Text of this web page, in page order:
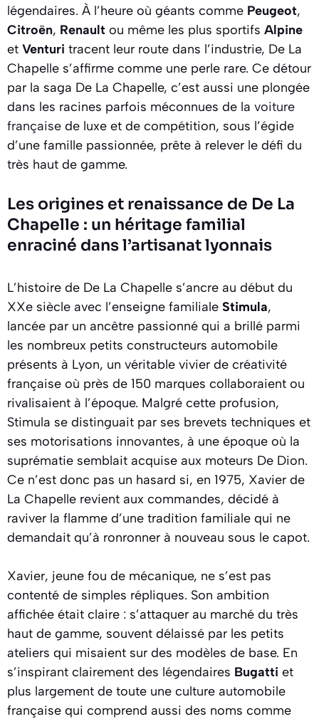
légendaires. À l’heure où géants comme Peugeot,
Citroën, Renault ou même les plus sportifs Alpine
et Venturi tracent leur route dans l’industrie, De La
Chapelle s’affirme comme une perle rare. Ce détour
par la saga De La Chapelle, c’est aussi une plongée
dans les racines parfois méconnues de la voiture
française de luxe et de compétition, sous l’égide
d’une famille passionnée, prête à relever le défi du
très haut de gamme.
Les origines et renaissance de De La
Chapelle : un héritage familial
enraciné dans l’artisanat lyonnais
L’histoire de De La Chapelle s’ancre au début du
XXe siècle avec l’enseigne familiale Stimula,
lancée par un ancêtre passionné qui a brillé parmi
les nombreux petits constructeurs automobile
présents à Lyon, un véritable vivier de créativité
française où près de 150 marques collaboraient ou
rivalisaient à l’époque. Malgré cette profusion,
Stimula se distinguait par ses brevets techniques et
ses motorisations innovantes, à une époque où la
suprématie semblait acquise aux moteurs De Dion.
Ce n’est donc pas un hasard si, en 1975, Xavier de
La Chapelle revient aux commandes, décidé à
raviver la flamme d’une tradition familiale qui ne
demandait qu’à ronronner à nouveau sous le capot.
Xavier, jeune fou de mécanique, ne s’est pas
contenté de simples répliques. Son ambition
affichée était claire : s’attaquer au marché du très
haut de gamme, souvent délaissé par les petits
ateliers qui misaient sur des modèles de base. En
s’inspirant clairement des légendaires Bugatti et
plus largement de toute une culture automobile
française qui comprend aussi des noms comme